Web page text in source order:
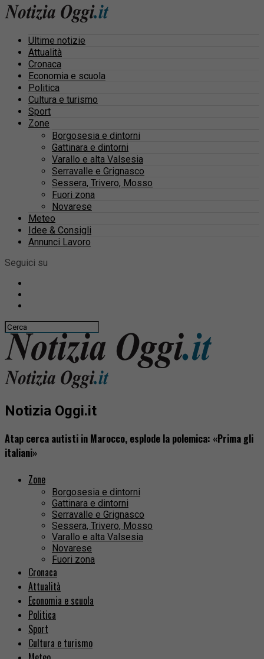
Ultime notizie
Attualità
Cronaca
Economia e scuola
Politica
Cultura e turismo
Sport
Zone
Borgosesia e dintorni
Gattinara e dintorni
Varallo e alta Valsesia
Serravalle e Grignasco
Sessera, Trivero, Mosso
Fuori zona
Novarese
Meteo
Idee & Consigli
Annunci Lavoro
Seguici su
Notizia Oggi.it
Atap cerca autisti in Marocco, esplode la polemica: «Prima gli
italiani»
Zone
Borgosesia e dintorni
Gattinara e dintorni
Serravalle e Grignasco
Sessera, Trivero, Mosso
Varallo e alta Valsesia
Novarese
Fuori zona
Cronaca
Attualità
Economia e scuola
Politica
Sport
Cultura e turismo